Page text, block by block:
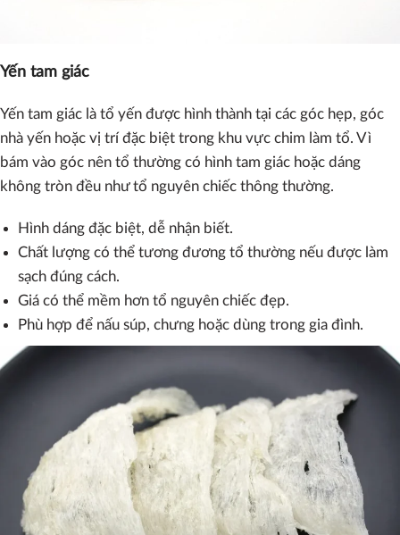
Yến tam giác
Yến tam giác là tổ yến được hình thành tại các góc hẹp, góc
nhà yến hoặc vị trí đặc biệt trong khu vực chim làm tổ. Vì
bám vào góc nên tổ thường có hình tam giác hoặc dáng
không tròn đều như tổ nguyên chiếc thông thường.
Hình dáng đặc biệt, dễ nhận biết.
Chất lượng có thể tương đương tổ thường nếu được làm
sạch đúng cách.
Giá có thể mềm hơn tổ nguyên chiếc đẹp.
Phù hợp để nấu súp, chưng hoặc dùng trong gia đình.